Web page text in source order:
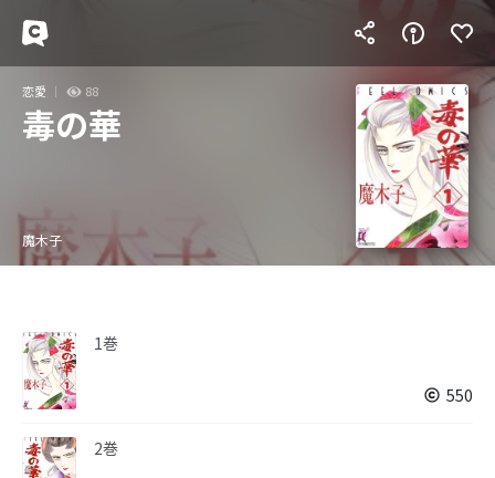
恋愛 88
毒の華
魔木子
1巻
550
2巻